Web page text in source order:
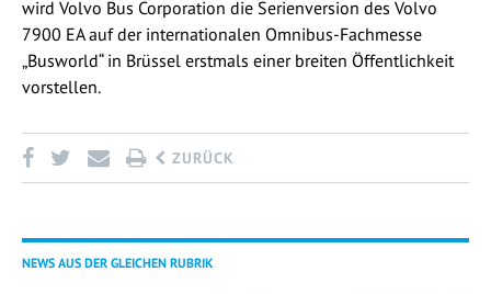
wird Volvo Bus Corporation die Serienversion des Volvo
7900 EA auf der internationalen Omnibus-Fachmesse
„Busworld“ in Brüssel erstmals einer breiten Öffentlichkeit
vorstellen.
ZURÜCK
NEWS AUS DER GLEICHEN RUBRIK